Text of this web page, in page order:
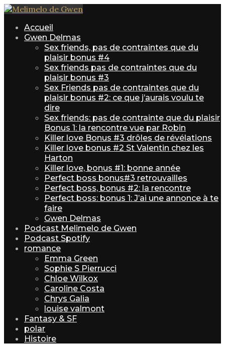
Accueil
Gwen Delmas
Sex friends, pas de contraintes que du
plaisir bonus #4
Sex friends pas de contraintes que du
plaisir bonus #3
Sex Friends pas de contraintes que du
plaisir bonus #2: ce que j’aurais voulu te
dire
Sex friends: pas de contrainte que du plaisir
Bonus 1: la rencontre vue par Robin
Killer love Bonus #3 drôles de révélations
Killer love bonus #2 St Valentin chez les
Harton
Killer love, bonus #1: bonne année
Perfect boss bonus#3 retrouvailles
Perfect boss, bonus #2: la rencontre
Perfect boss: bonus 1: J’ai une annonce à te
faire
Gwen Delmas
Podcast Melimelo de Gwen
Podcast Spotify
romance
Emma Green
Sophie S Pierrucci
Chloe Wilkox
Caroline Costa
Chrys Galia
louise valmont
Fantasy & SF
polar
Histoire